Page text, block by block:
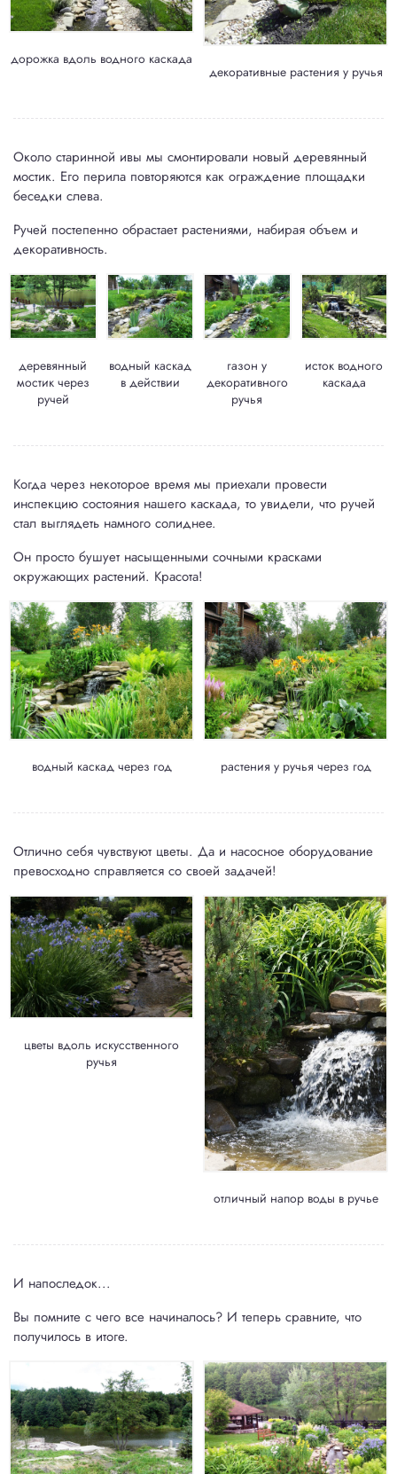
дорожка вдоль водного каскада
декоративные растения у ручья
Около старинной ивы мы смонтировали новый деревянный
мостик. Его перила повторяются как ограждение площадки
беседки слева.
Ручей постепенно обрастает растениями, набирая объем и
декоративность.
деревянный
мостик через
ручей
водный каскад
в действии
газон у
декоративного
ручья
исток водного
каскада
Когда через некоторое время мы приехали провести
инспекцию состояния нашего каскада, то увидели, что ручей
стал выглядеть намного солиднее.
Он просто бушует насыщенными сочными красками
окружающих растений. Красота!
водный каскад через год растения у ручья через год
Отлично себя чувствуют цветы. Да и насосное оборудование
превосходно справляется со своей задачей!
цветы вдоль искусственного
ручья
отличный напор воды в ручье
И напоследок...
Вы помните с чего все начиналось? И теперь сравните, что
получилось в итоге.